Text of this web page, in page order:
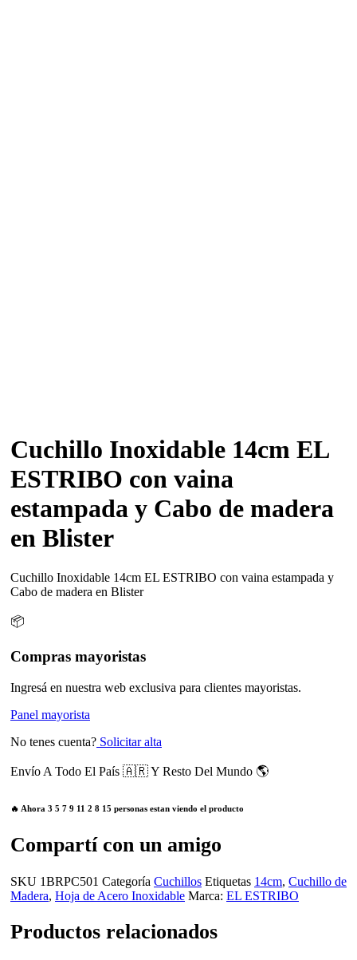
Cuchillo Inoxidable 14cm EL
ESTRIBO con vaina
estampada y Cabo de madera
en Blister
Cuchillo Inoxidable 14cm EL ESTRIBO con vaina estampada y
Cabo de madera en Blister
📦
Compras mayoristas
Ingresá en nuestra web exclusiva para clientes mayoristas.
Panel mayorista
No tenes cuenta? Solicitar alta
Envío A Todo El País 🇦🇷 Y Resto Del Mundo 🌎
🔥 Ahora 3 5 7 9 11 2 8 15 personas estan viendo el producto
Compartí con un amigo
SKU 1BRPC501 Categoría Cuchillos Etiquetas 14cm, Cuchillo de
Madera, Hoja de Acero Inoxidable Marca: EL ESTRIBO
Productos relacionados